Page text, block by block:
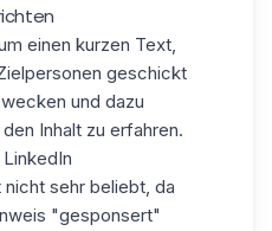
einen kurzen Text,
geschickt
und dazu
Inhalt zu erfahren.
sehr beliebt, da
"gesponsert"